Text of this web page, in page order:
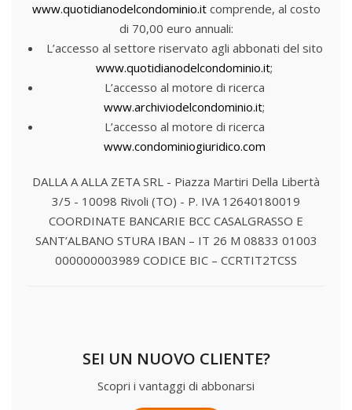
www.quotidianodelcondominio.itcomprende, al costo
di 70,00 euro annuali:
L’accesso al settore riservato agli abbonati del sito
www.quotidianodelcondominio.it;
L’accesso al motore di ricerca
www.archiviodelcondominio.it;
L’accesso al motore di ricerca
www.condominiogiuridico.com
DALLA A ALLA ZETA SRL - Piazza Martiri Della Libertà
3/5 - 10098 Rivoli (TO) - P. IVA 12640180019
COORDINATE BANCARIE BCC CASALGRASSO E
SANT’ALBANO STURA IBAN – IT 26 M 08833 01003
000000003989 CODICE BIC – CCRTIT2TCSS
SEI UN NUOVO CLIENTE?
Scopri i vantaggi di abbonarsi